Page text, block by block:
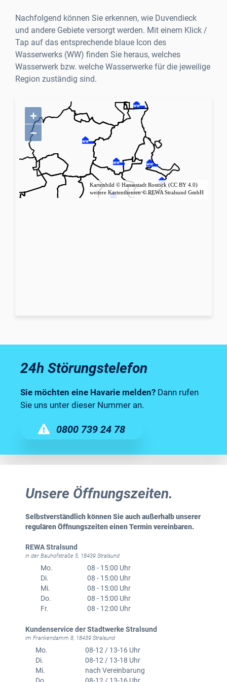
Nachfolgend können Sie erkennen, wie Duvendieck
und andere Gebiete versorgt werden. Mit einem Klick /
Tap auf das entsprechende blaue Icon des
Wasserwerks (WW) finden Sie heraus, welches
Wasserwerk bzw. welche Wasserwerke für die jeweilige
Region zuständig sind.
24h Störungstelefon
Sie möchten eine Havarie melden? Dann rufen
Sie uns unter dieser Nummer an.
0800 739 24 78
Unsere Öffnungszeiten.
Selbstverständlich können Sie auch außerhalb unserer
regulären Öffnungszeiten einen Termin vereinbaren.
REWA Stralsund
in der Bauhofstraße 5, 18439 Stralsund
Mo.
08 - 15:00 Uhr
Di.
08 - 15:00 Uhr
Mi.
08 - 15:00 Uhr
Do.
08 - 15:00 Uhr
Fr.
08 - 12:00 Uhr
Kundenservice der Stadtwerke Stralsund
im Frankendamm 8, 18439 Stralsund
Mo.
08-12 / 13-16 Uhr
Di.
08-12 / 13-18 Uhr
Mi.
nach Vereinbarung